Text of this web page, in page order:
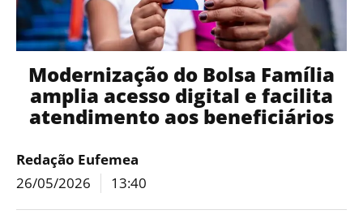
Modernização do Bolsa Família
amplia acesso digital e facilita
atendimento aos beneficiários
Redação Eufemea
26/05/2026
13:40